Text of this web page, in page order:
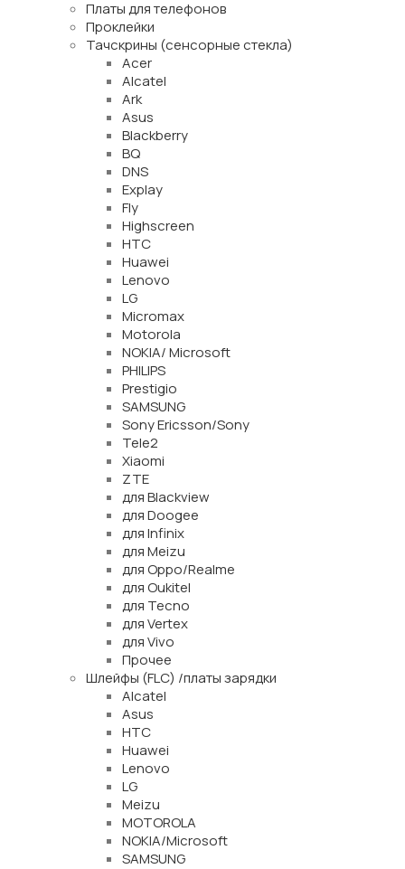
Платы для телефонов
Проклейки
Тачскрины (сенсорные стекла)
Acer
Alcatel
Ark
Asus
Blackberry
BQ
DNS
Explay
Fly
Highscreen
HTC
Huawei
Lenovo
LG
Micromax
Motorola
NOKIA/ Microsoft
PHILIPS
Prestigio
SAMSUNG
Sony Ericsson/Sony
Tele2
Xiaomi
ZTE
для Blackview
для Doogee
для Infinix
для Meizu
для Oppo/Realme
для Oukitel
для Tecno
для Vertex
для Vivo
Прочее
Шлейфы (FLC) /платы зарядки
Alcatel
Asus
HTC
Huawei
Lenovo
LG
Meizu
MOTOROLA
NOKIA/Microsoft
SAMSUNG